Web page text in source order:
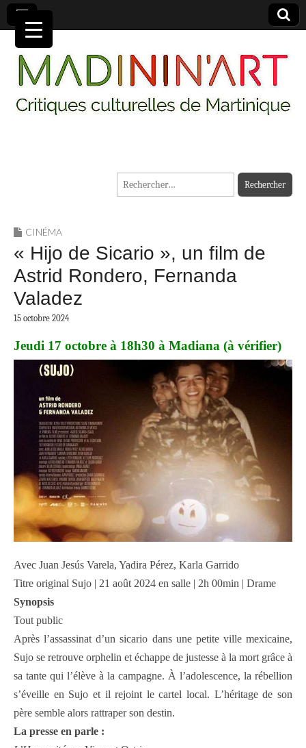
MADININ'ART
Rechercher :
CINÉMA
« Hijo de Sicario », un film de
Astrid Rondero, Fernanda
Valadez
15 octobre 2024
Jeudi 17 octobre à 18h30 à Madiana (à vérifier)
Avec Juan Jesús Varela, Yadira Pérez, Karla Garrido
Titre original Sujo | 21 août 2024 en salle | 2h 00min | Drame
Synopsis
Tout public
Après l’assassinat d’un sicario dans une petite ville mexicaine,
Sujo se retrouve orphelin et échappe de justesse à la mort grâce à
sa tante qui l’élève à la campagne. À l’adolescence, la rébellion
s’éveille en Sujo et il rejoint le cartel local. L’héritage de son
père semble alors rattraper son destin.
La presse en parle :